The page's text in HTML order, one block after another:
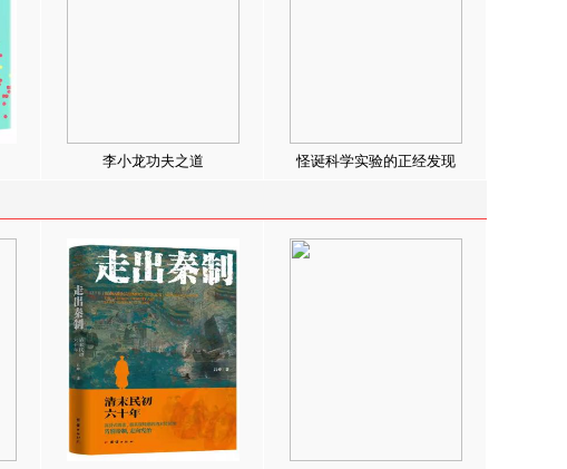
李小龙功夫之道 怪诞科学实验的正经发现